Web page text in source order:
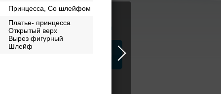
Принцесса, Со шлейфом
Платье- принцесса
Открытый верх
Вырез фигурный
Шлейф
Журнал